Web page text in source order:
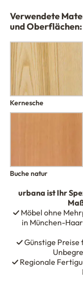
Verwendete
und Oberflächen:
Kernesche
Buche natur
urbana ist Ihr
✓ Möbel ohne
in München-Haar
✓Günstige
✓Regionale